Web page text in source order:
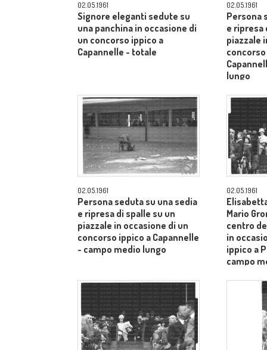
02.05.1961
Signore eleganti sedute su
una panchina in occasione di
un concorso ippico a
Capannelle - totale
02.05.1961
Persona
e ripresa
piazzale
concorso
lungo
02.05.1961
Persona seduta su una sedia
e ripresa di spalle su un
piazzale in occasione di un
concorso ippico a Capannelle
- campo medio lungo
02.05.1961
Mario
centro
in
ippico a
campo